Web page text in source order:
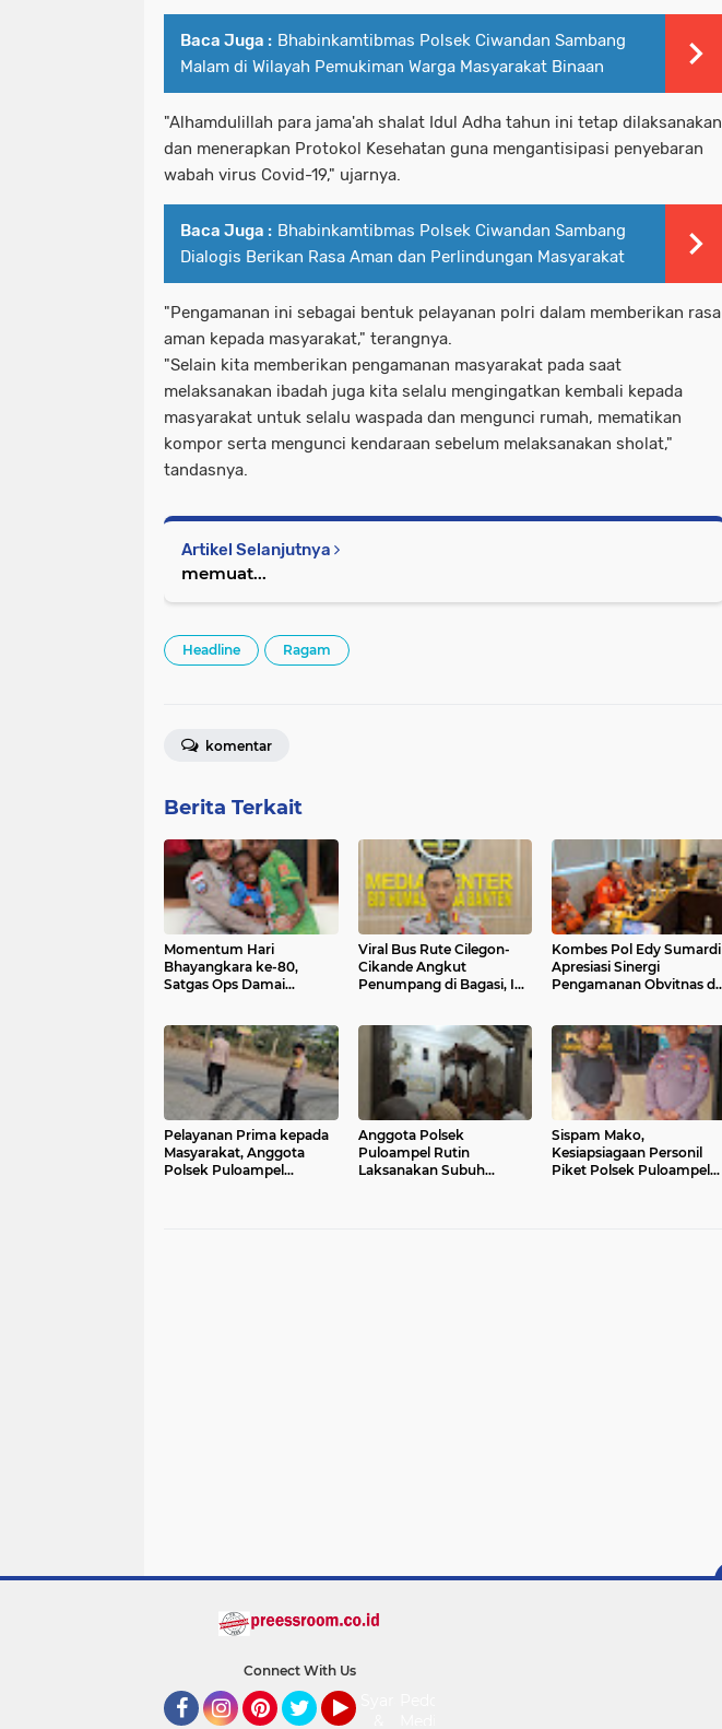
Baca Juga : Bhabinkamtibmas Polsek Ciwandan Sambang
Malam di Wilayah Pemukiman Warga Masyarakat Binaan
"Alhamdulillah para jama'ah shalat Idul Adha tahun ini tetap dilaksanakan
dan menerapkan Protokol Kesehatan guna mengantisipasi penyebaran
wabah virus Covid-19," ujarnya.
Baca Juga : Bhabinkamtibmas Polsek Ciwandan Sambang
Dialogis Berikan Rasa Aman dan Perlindungan Masyarakat
"Pengamanan ini sebagai bentuk pelayanan polri dalam memberikan rasa
aman kepada masyarakat," terangnya.
"Selain kita memberikan pengamanan masyarakat pada saat
melaksanakan ibadah juga kita selalu mengingatkan kembali kepada
masyarakat untuk selalu waspada dan mengunci rumah, mematikan
kompor serta mengunci kendaraan sebelum melaksanakan sholat,"
tandasnya.
Artikel Selanjutnya
memuat...
Headline Ragam
komentar
Berita Terkait
Momentum Hari
Bhayangkara ke-80,
Satgas Ops Damai
Masyarakat Lewat Baksos
Viral Bus Rute Cilegon-
Cikande Angkut
Penumpang di Bagasi, Ini
Kombes Pol Edy Sumardi
Apresiasi Sinergi
Pengamanan Obvitnas di
Pelayanan Prima kepada
Masyarakat, Anggota
Polsek Puloampel
Anggota Polsek
Puloampel Rutin
Laksanakan Subuh
Sispam Mako,
Kesiapsiagaan Personil
Piket Polsek Puloampel
Connect With Us